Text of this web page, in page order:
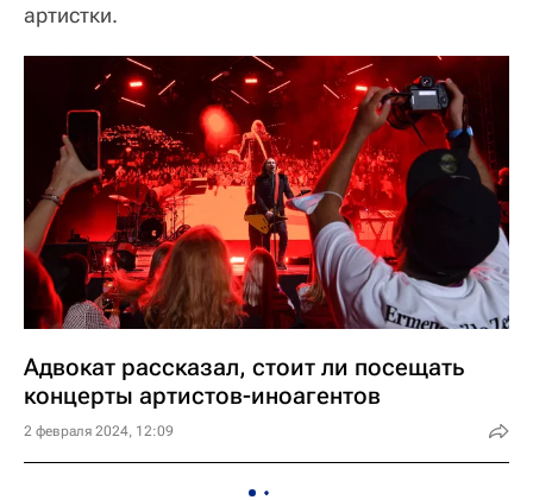
артистки.
Адвокат рассказал, стоит ли посещать
концерты артистов-иноагентов
2 февраля 2024, 12:09